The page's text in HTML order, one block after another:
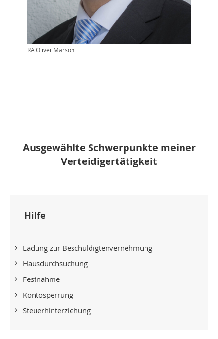
RA Oliver Marson
Ausgewählte Schwerpunkte meiner
Verteidigertätigkeit
Hilfe
Ladung zur Beschuldigtenvernehmung
Hausdurchsuchung
Festnahme
Kontosperrung
Steuerhinterziehung